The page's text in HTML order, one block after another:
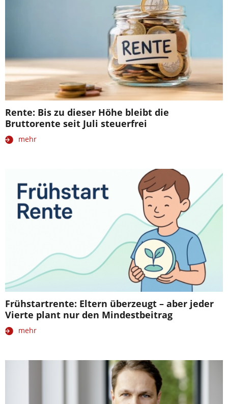
Rente: Bis zu dieser Höhe bleibt die
Bruttorente seit Juli steuerfrei
mehr
Frühstartrente: Eltern überzeugt – aber jeder
Vierte plant nur den Mindestbeitrag
mehr